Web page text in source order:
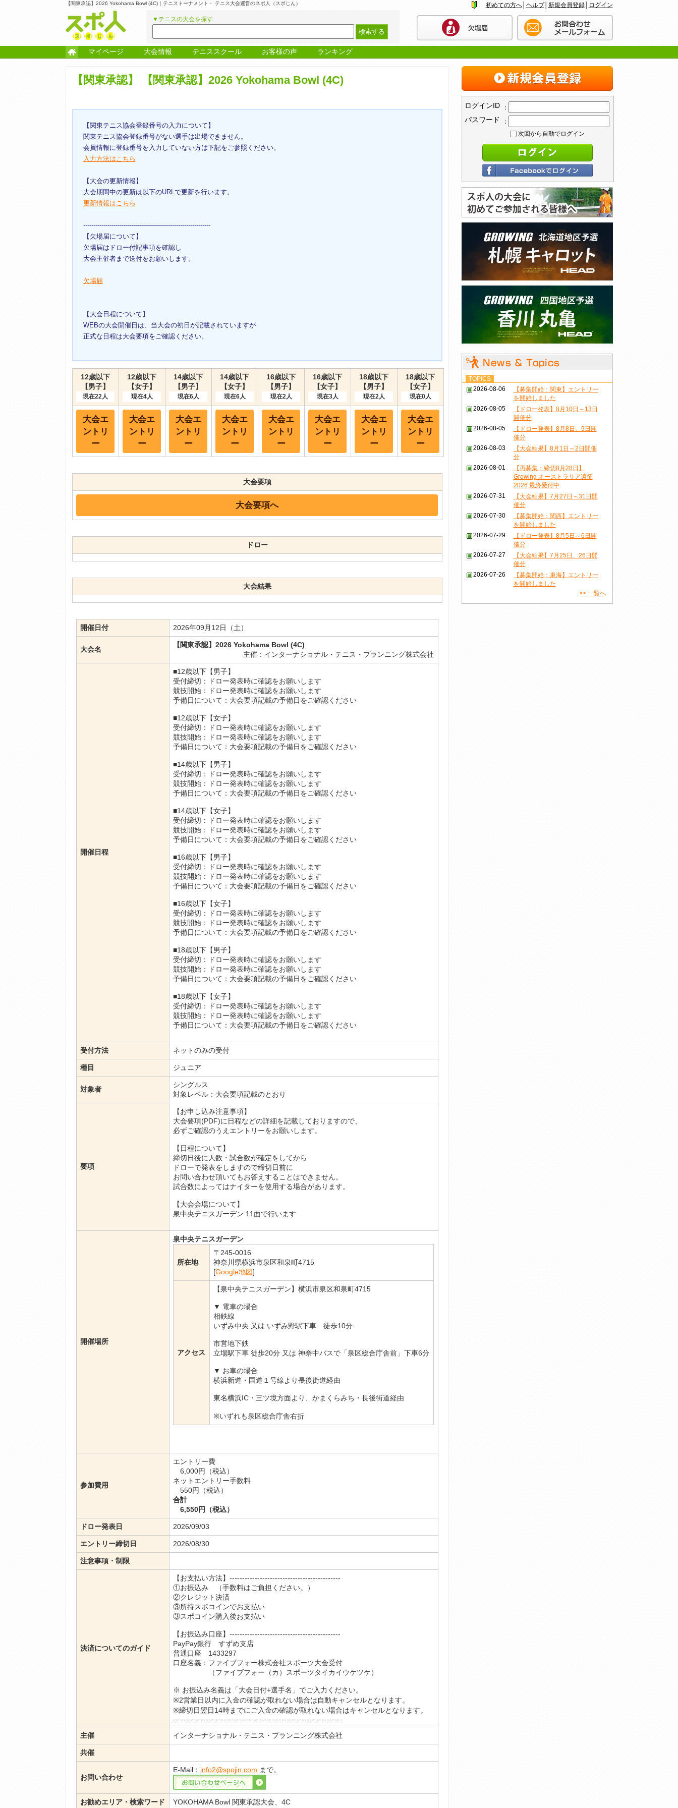
【関東承認】2026 Yokohama Bowl (4C)｜テニストーナメント・ テニス大会運営のスポ人（スポじん） 初めての方へ│ ヘルプ│ 新規会員登録│
ログイン
▼テニスの大会を探す
マイページ 大会情報 テニススクール お客様の声 ランキング
【関東承認】 【関東承認】2026 Yokohama Bowl (4C)
【関東テニス協会登録番号の入力について】
関東テニス協会登録番号がない選手は出場できません。
会員情報に登録番号を入力していない方は下記をご参照ください。
入力方法はこちら
【大会の更新情報】
大会期間中の更新は以下のURLで更新を行います。
更新情報はこちら
---------------------------------------------------------------
【欠場届について】
欠場届はドロー付記事項を確認し
大会主催者まで送付をお願いします。
欠場届
【大会日程について】
WEBの大会開催日は、当大会の初日が記載されていますが
正式な日程は大会要項をご確認ください。
12歳以下
【男子】
現在22人
12歳以下
【女子】
現在4人
14歳以下
【男子】
現在6人
14歳以下
【女子】
現在6人
16歳以下
【男子】
現在2人
16歳以下
【女子】
現在3人
18歳以下
【男子】
現在2人
18歳以下
【女子】
現在0人
大会エ
ントリ
ー
大会エ
ントリ
ー
大会エ
ントリ
ー
大会エ
ントリ
ー
大会エ
ントリ
ー
大会エ
ントリ
ー
大会エ
ントリ
ー
大会エ
ントリ
ー
大会要項
大会要項へ
ドロー
大会結果
開催日付 2026年09月12日（土）
大会名
【関東承認】2026 Yokohama Bowl (4C)
主催：インターナショナル・テニス・プランニング株式会社
開催日程
■12歳以下【男子】
受付締切：ドロー発表時に確認をお願いします
競技開始：ドロー発表時に確認をお願いします
予備日について：大会要項記載の予備日をご確認ください
■12歳以下【女子】
受付締切：ドロー発表時に確認をお願いします
競技開始：ドロー発表時に確認をお願いします
予備日について：大会要項記載の予備日をご確認ください
■14歳以下【男子】
受付締切：ドロー発表時に確認をお願いします
競技開始：ドロー発表時に確認をお願いします
予備日について：大会要項記載の予備日をご確認ください
■14歳以下【女子】
受付締切：ドロー発表時に確認をお願いします
競技開始：ドロー発表時に確認をお願いします
予備日について：大会要項記載の予備日をご確認ください
■16歳以下【男子】
受付締切：ドロー発表時に確認をお願いします
競技開始：ドロー発表時に確認をお願いします
予備日について：大会要項記載の予備日をご確認ください
■16歳以下【女子】
受付締切：ドロー発表時に確認をお願いします
競技開始：ドロー発表時に確認をお願いします
予備日について：大会要項記載の予備日をご確認ください
■18歳以下【男子】
受付締切：ドロー発表時に確認をお願いします
競技開始：ドロー発表時に確認をお願いします
予備日について：大会要項記載の予備日をご確認ください
■18歳以下【女子】
受付締切：ドロー発表時に確認をお願いします
競技開始：ドロー発表時に確認をお願いします
予備日について：大会要項記載の予備日をご確認ください
受付方法 ネットのみの受付
種目 ジュニア
対象者
シングルス
対象レベル：大会要項記載のとおり
要項
【お申し込み注意事項】
大会要項(PDF)に日程などの詳細を記載しておりますので、
必ずご確認のうえエントリーをお願いします。
【日程について】
締切日後に人数・試合数が確定をしてから
ドローで発表をしますので締切日前に
お問い合わせ頂いてもお答えすることはできません。
試合数によってはナイターを使用する場合があります。
【大会会場について】
泉中央テニスガーデン 11面で行います
開催場所
泉中央テニスガーデン
所在地
〒245-0016
神奈川県横浜市泉区和泉町4715
[Google地図]
アクセス
【泉中央テニスガーデン】横浜市泉区和泉町4715
▼ 電車の場合
相鉄線
いずみ中央 又は いずみ野駅下車 徒歩10分
市営地下鉄
立場駅下車 徒歩20分 又は 神奈中バスで「泉区総合庁舎前」下車6分
▼ お車の場合
横浜新道・国道１号線より長後街道経由
東名横浜IC・三ツ境方面より、かまくらみち・長後街道経由
※いずれも泉区総合庁舎右折
参加費用
エントリー費
6,000円（税込）
ネットエントリー手数料
550円（税込）
合計
6,550円（税込）
ドロー発表日 2026/09/03
エントリー締切日 2026/08/30
注意事項・制限
決済についてのガイド
【お支払い方法】--------------------------------------------
①お振込み （手数料はご負担ください。）
②クレジット決済
③所持スポコインでお支払い
③スポコイン購入後お支払い
【お振込み口座】--------------------------------------------
PayPay銀行 すずめ支店
普通口座 1433297
口座名義：ファイブフォー株式会社スポーツ大会受付
（ファイブフォー（カ）スポーツタイカイウケツケ）
※ お振込み名義は「大会日付+選手名」でご入力ください。
※2営業日以内に入金の確認が取れない場合は自動キャンセルとなります。
※締切日翌日14時までにご入金の確認が取れない場合はキャンセルとなります。
-------------------------------------------------------------------
主催
インターナショナル・テニス・プランニング株式会社
共催
お問い合わせ
E-Mail： info2@spojin.com まで。
お勧めエリア・検索ワード YOKOHAMA Bowl 関東承認大会、4C
ログインID ：
パスワード
：
次回から自動でログイン
TOPICS
2026-08-06
【募集開始：関東】エントリー
を開始しました
2026-08-05
【ドロー発表】8月10日～13日
開催分
2026-08-05
【ドロー発表】8月8日、9日開
催分
2026-08-03
【大会結果】8月1日～2日開催
分
2026-08-01
【再募集：締切8月28日】
Growing オーストラリア遠征
2026 最終受付中
2026-07-31
【大会結果】7月27日～31日開
催分
2026-07-30
【募集開始：関西】エントリー
を開始しました
2026-07-29
【ドロー発表】8月5日～6日開
催分
2026-07-27
【大会結果】7月25日、26日開
催分
2026-07-26
【募集開始：東海】エントリー
を開始しました
>> 一覧へ